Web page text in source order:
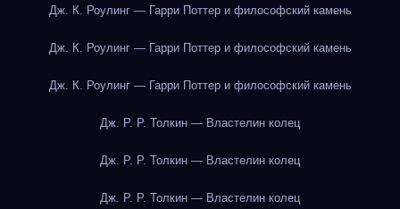
Дж. К. Роулинг — Гарри Поттер и философский камень
Дж. К. Роулинг — Гарри Поттер и философский камень
Дж. К. Роулинг — Гарри Поттер и философский камень
Дж. Р. Р. Толкин — Властелин колец
Дж. Р. Р. Толкин — Властелин колец
Дж. Р. Р. Толкин — Властелин колец